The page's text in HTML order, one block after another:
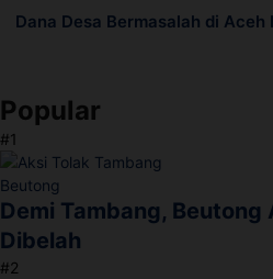
Dana Desa Bermasalah di Aceh
Popular
#1
Demi Tambang,
Dibelah
#2